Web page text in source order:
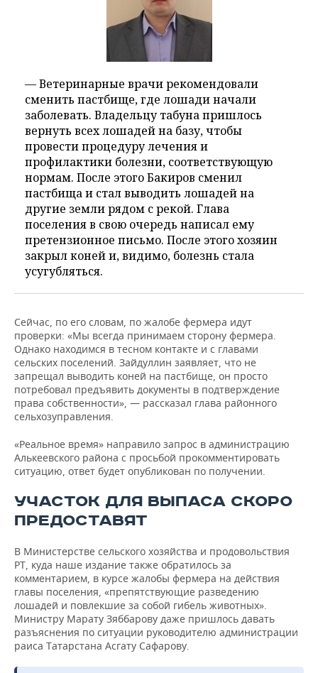
— Ветеринарные врачи рекомендовали
сменить пастбище, где лошади начали
заболевать. Владельцу табуна пришлось
вернуть всех лошадей на базу, чтобы
провести процедуру лечения и
профилактики болезни, соответствующую
нормам. После этого Бакиров сменил
пастбища и стал выводить лошадей на
другие земли рядом с рекой. Глава
поселения в свою очередь написал ему
претензионное письмо. После этого хозяин
закрыл коней и, видимо, болезнь стала
усугубляться.
Сейчас, по его словам, по жалобе фермера идут
проверки: «Мы всегда принимаем сторону фермера.
Однако находимся в тесном контакте и с главами
сельских поселений. Зайдуллин заявляет, что не
запрещал выводить коней на пастбище, он просто
потребовал предъявить документы в подтверждение
права собственности», — рассказал глава районного
сельхозуправления.
«Реальное время» направило запрос в администрацию
Алькеевского района с просьбой прокомментировать
ситуацию, ответ будет опубликован по получении.
УЧАСТОК ДЛЯ ВЫПАСА СКОРО
ПРЕДОСТАВЯТ
В Министерстве сельского хозяйства и продовольствия
РТ, куда наше издание также обратилось за
комментарием, в курсе жалобы фермера на действия
главы поселения, «препятствующие разведению
лошадей и повлекшие за собой гибель животных».
Министру Марату Зяббарову даже пришлось давать
разъяснения по ситуации руководителю администрации
раиса Татарстана Асгату Сафарову.